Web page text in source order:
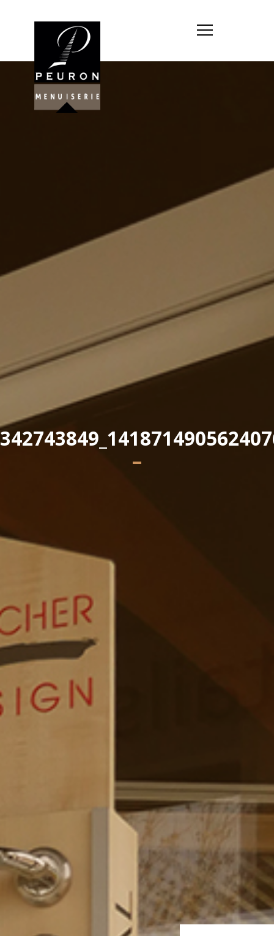
Société : MENUISERIE YANNICK
PEURON
Montant du capital social : 10
RCS : 788 768 612
Représentant légal de la société,
responsable de la publication et